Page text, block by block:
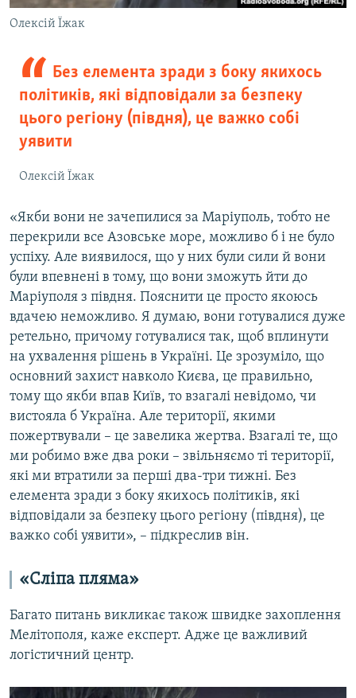
Олексій Їжак
Без елемента зради з боку якихось
політиків, які відповідали за безпеку
цього регіону (півдня), це важко собі
уявити
Олексій Їжак
«Якби вони не зачепилися за Маріуполь, тобто не
перекрили все Азовське море, можливо б і не було
успіху. Але виявилося, що у них були сили й вони
були впевнені в тому, що вони зможуть йти до
Маріуполя з півдня. Пояснити це просто якоюсь
вдачею неможливо. Я думаю, вони готувалися дуже
ретельно, причому готувалися так, щоб вплинути
на ухвалення рішень в Україні. Це зрозуміло, що
основний захист навколо Києва, це правильно,
тому що якби впав Київ, то взагалі невідомо, чи
вистояла б Україна. Але території, якими
пожертвували – це завелика жертва. Взагалі те, що
ми робимо вже два роки – звільняємо ті території,
які ми втратили за перші два-три тижні. Без
елемента зради з боку якихось політиків, які
відповідали за безпеку цього регіону (півдня), це
важко собі уявити», – підкреслив він.
«Сліпа пляма»
Багато питань викликає також швидке захоплення
Мелітополя, каже експерт. Адже це важливий
логістичний центр.